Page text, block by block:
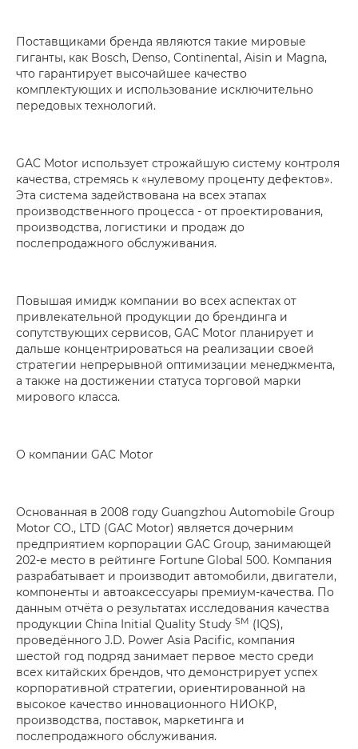
Поставщиками бренда являются такие мировые
гиганты, как Bosch, Denso, Continental, Aisin и Magna,
что гарантирует высочайшее качество
комплектующих и использование исключительно
передовых технологий.
GAC Motor использует строжайшую систему контроля
качества, стремясь к «нулевому проценту дефектов».
Эта система задействована на всех этапах
производственного процесса - от проектирования,
производства, логистики и продаж до
послепродажного обслуживания.
Повышая имидж компании во всех аспектах от
привлекательной продукции до брендинга и
сопутствующих сервисов, GAC Motor планирует и
дальше концентрироваться на реализации своей
стратегии непрерывной оптимизации менеджмента,
а также на достижении статуса торговой марки
мирового класса.
О компании GAC Motor
Основанная в 2008 году Guangzhou Automobile Group
Motor CO., LTD (GAC Motor) является дочерним
предприятием корпорации GAC Group, занимающей
202-е место в рейтинге Fortune Global 500. Компания
разрабатывает и производит автомобили, двигатели,
компоненты и автоаксессуары премиум-качества. По
данным отчёта о результатах исследования качества
продукции China Initial Quality Study SM (IQS),
проведённого J.D. Power Asia Pacific, компания
шестой год подряд занимает первое место среди
всех китайских брендов, что демонстрирует успех
корпоративной стратегии, ориентированной на
высокое качество инновационного НИОКР,
производства, поставок, маркетинга и
послепродажного обслуживания.